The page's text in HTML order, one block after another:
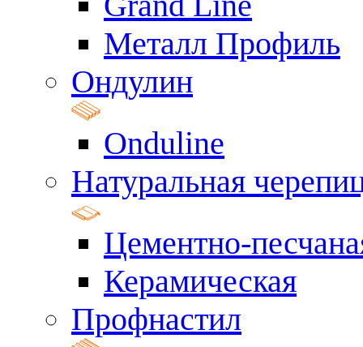
Металл Профиль
Ондулин
Onduline
Натуральная
Цементно-
Керамическая
Профнастил